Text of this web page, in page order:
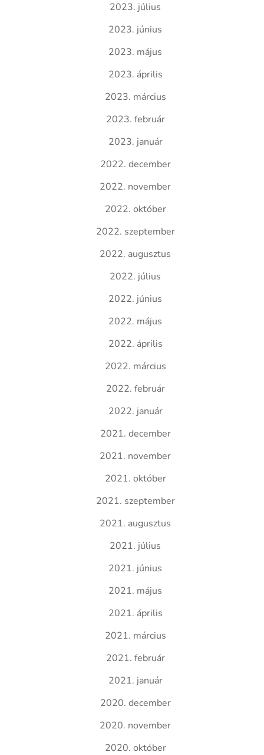
2023. július
2023. június
2023. május
2023. április
2023. március
2023. február
2023. január
2022. december
2022. november
2022. október
2022. szeptember
2022. augusztus
2022. július
2022. június
2022. május
2022. április
2022. március
2022. február
2022. január
2021. december
2021. november
2021. október
2021. szeptember
2021. augusztus
2021. július
2021. június
2021. május
2021. április
2021. március
2021. február
2021. január
2020. december
2020. november
2020. október